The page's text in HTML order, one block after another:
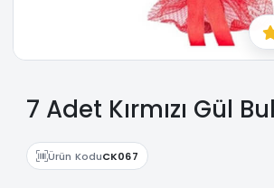
7 Adet Kırmızı Gül
Ürün KoduCK067